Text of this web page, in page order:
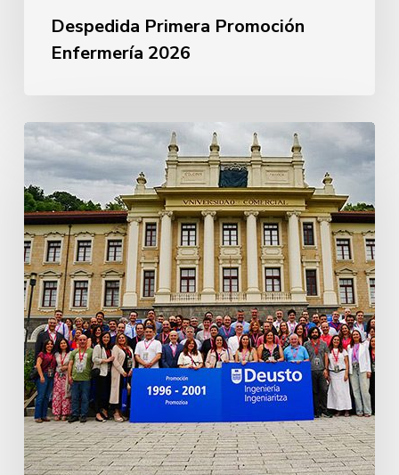
Despedida Primera Promoción
Enfermería 2026
25
aniversario
Ingeniería
Prom.
2021